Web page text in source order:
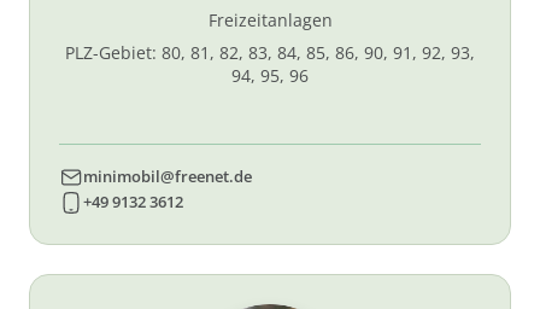
Freizeitanlagen
PLZ-Gebiet: 80, 81, 82, 83, 84, 85, 86, 90, 91, 92, 93,
94, 95, 96
minimobil@freenet.de
+49 9132 3612